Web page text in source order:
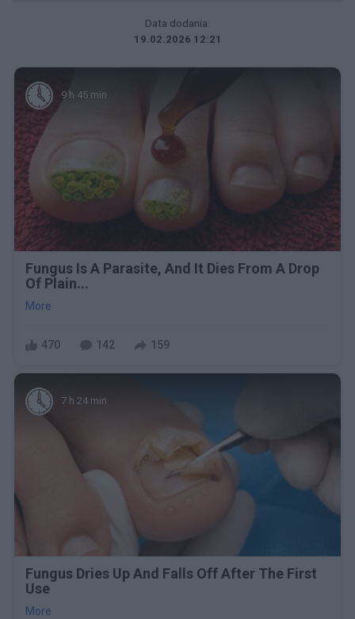
Data dodania:
19.02.2026 12:21
9 h 45 min
Fungus Is A Parasite, And It Dies From A Drop
Of Plain...
More
470 142 159
7 h 24 min
Fungus Dries Up And Falls Off After The First
Use
More